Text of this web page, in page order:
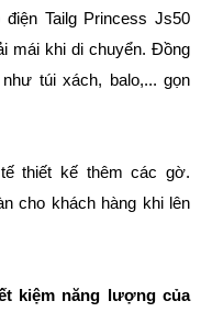
Tailg Princess Js50
mái khi di chuyển. Đồng
túi xách, balo,... gọn
thiết kế thêm các gờ.
cho khách hàng khi lên
kiệm năng lượng của